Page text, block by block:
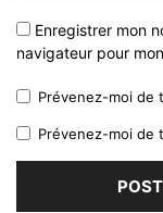
Enregistrer mon
navigateur pour
Prévenez-moi de
Prévenez-moi de